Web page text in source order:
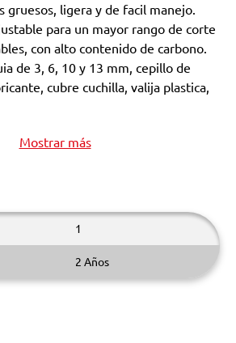
gruesos, ligera y de facil manejo.
para un mayor rango de corte
con alto contenido de carbono.
de 3, 6, 10 y 13 mm, cepillo de
cubre cuchilla, valija plastica,
Mostrar más
1
2 Años